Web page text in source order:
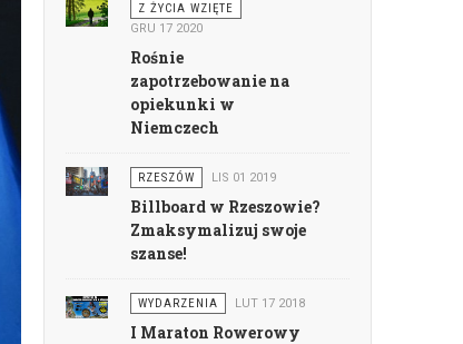
Z ŻYCIA WZIĘTE
GRU 17 2020
Rośnie
zapotrzebowanie na
opiekunki w
Niemczech
RZESZÓW LIS 01 2019
Billboard w Rzeszowie?
Zmaksymalizuj swoje
szanse!
WYDARZENIA LUT 17 2018
I Maraton Rowerowy